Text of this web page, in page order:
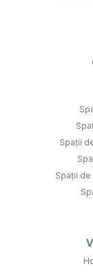
Spații
Spații